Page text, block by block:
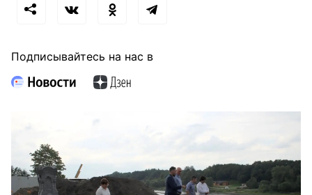
Подписывайтесь на нас в